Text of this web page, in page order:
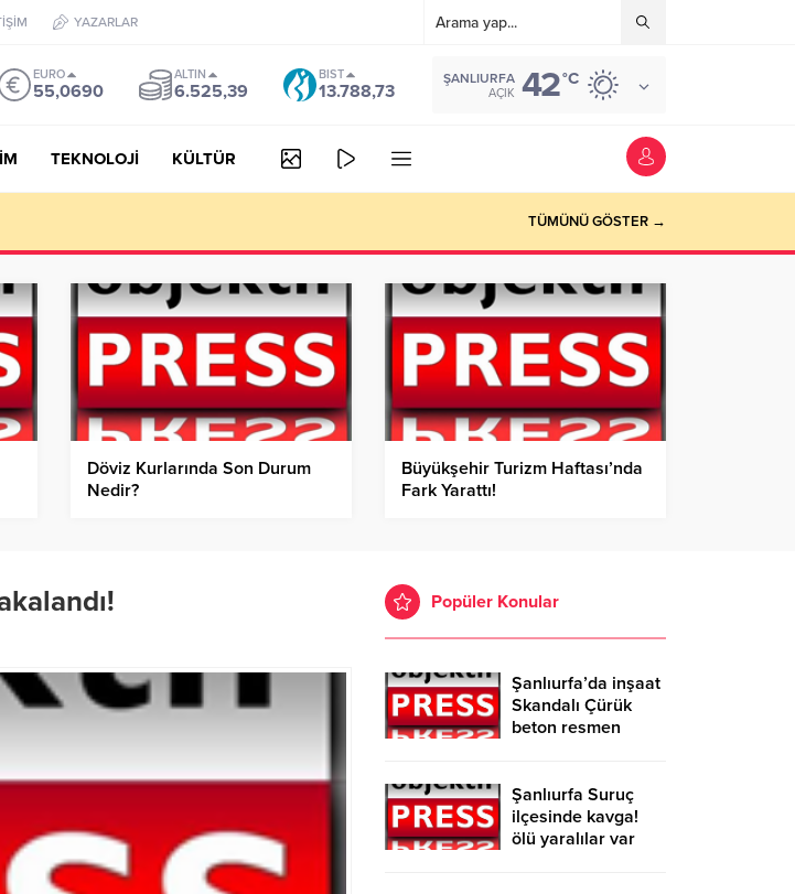
YAZARLAR
EURO
55,0690
ALTIN
6.525,39
BIST
13.788,73
ŞANLIURFA
AÇIK 42°C
TEKNOLOJİ KÜLTÜR
Lira Hibe Ödemesi Yapıldı! TÜMÜNÜ GÖSTER →
Döviz Kurlarında Son Durum
Nedir?
Büyükşehir Turizm Haftası’nda
Fark Yarattı!
Popüler Konular
Şanlıurfa’da inşaat
Skandalı Çürük
beton resmen
Şanlıurfa Suruç
ilçesinde kavga!
ölü yaralılar var